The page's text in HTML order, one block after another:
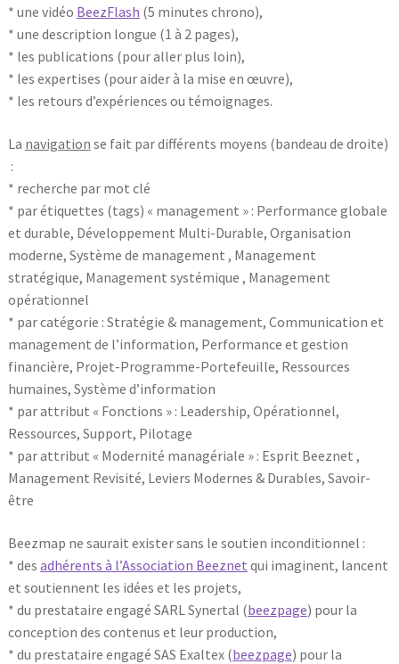
* une vidéo BeezFlash (5 minutes chrono),
* une description longue (1 à 2 pages),
* les publications (pour aller plus loin),
* les expertises (pour aider à la mise en œuvre),
* les retours d’expériences ou témoignages.
La navigation se fait par différents moyens (bandeau de droite)
:
* recherche par mot clé
* par étiquettes (tags) « management » : Performance globale
et durable, Développement Multi-Durable, Organisation
moderne, Système de management , Management
stratégique, Management systémique , Management
opérationnel
* par catégorie : Stratégie & management, Communication et
management de l’information, Performance et gestion
financière, Projet-Programme-Portefeuille, Ressources
humaines, Système d’information
* par attribut « Fonctions » : Leadership, Opérationnel,
Ressources, Support, Pilotage
* par attribut « Modernité managériale » : Esprit Beeznet ,
Management Revisité, Leviers Modernes & Durables, Savoir-
être
Beezmap ne saurait exister sans le soutien inconditionnel :
* des adhérents à l’Association Beeznet qui imaginent, lancent
et soutiennent les idées et les projets,
* du prestataire engagé SARL Synertal (beezpage) pour la
conception des contenus et leur production,
* du prestataire engagé SAS Exaltex (beezpage) pour la